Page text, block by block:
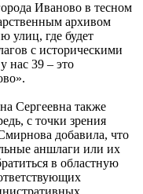
Иваново в тесном
архивом
улиц, где будет
с историческими
нас 39 – это
Сергеевна также
с точки зрения
добавила, что
аншлаги или их
в областную